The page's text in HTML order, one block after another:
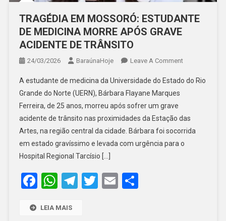
TRAGÉDIA EM MOSSORÓ: ESTUDANTE
DE MEDICINA MORRE APÓS GRAVE
ACIDENTE DE TRÂNSITO
24/03/2026 BaraúnaHoje Leave A CommentOn
EM
DE
MEDICINA
MORRE
A estudante de medicina da Universidade do Estado do Rio
Grande do Norte (UERN), Bárbara Flayane Marques
Ferreira, de 25 anos, morreu após sofrer um grave
acidente de trânsito nas proximidades da Estação das
Artes, na região central da cidade. Bárbara foi socorrida
em estado gravíssimo e levada com urgência para o
Hospital Regional Tarcísio […]
Facebook
WhatsApp
Telegram
Twitter
Email
LEIA MAIS